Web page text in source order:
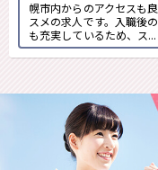
幌市内からのアクセスも
スメの求人です。入職後
も充実しているため、ス...